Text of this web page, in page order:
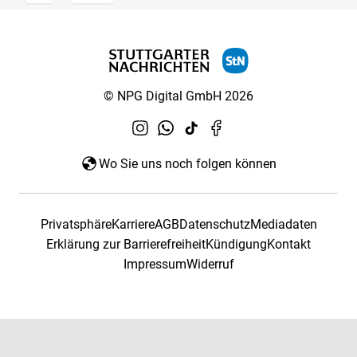
© NPG Digital GmbH 2026
Wo Sie uns noch folgen können
PrivatsphäreKarriereAGBDatenschutzMediadaten
Erklärung zur BarrierefreiheitKündigungKontakt
ImpressumWiderruf